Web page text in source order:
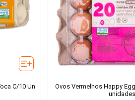
C/10 Un
Ovos Vermelhos Happy
unidades